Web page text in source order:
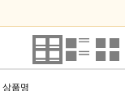
상품명